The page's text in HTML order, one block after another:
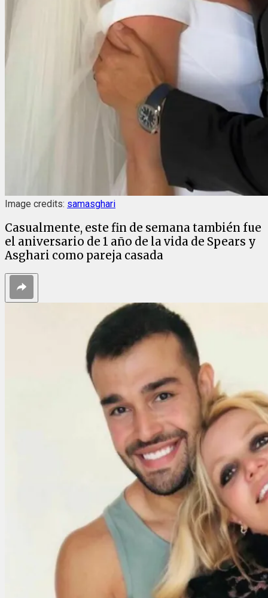
Image credits: samasghari
Casualmente, este fin de semana también fue
el aniversario de 1 año de la vida de Spears y
Asghari como pareja casada